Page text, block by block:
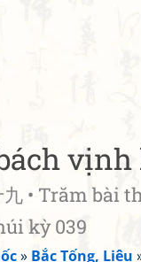
vịnh
九 • Trăm bài
kỳ 039
» Bắc Tống, Liêu